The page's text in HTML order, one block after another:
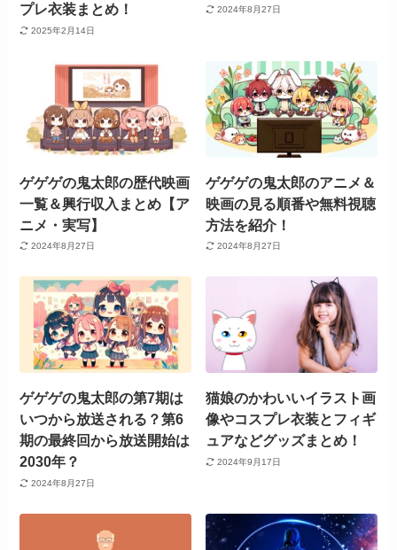
プレ衣装まとめ！
2025年2月14日
2024年8月27日
ゲゲゲの鬼太郎の歴代映画
一覧＆興行収入まとめ【ア
ニメ・実写】
2024年8月27日
ゲゲゲの鬼太郎のアニメ＆
映画の見る順番や無料視聴
方法を紹介！
2024年8月27日
ゲゲゲの鬼太郎の第7期は
いつから放送される？第6
期の最終回から放送開始は
2030年？
2024年8月27日
猫娘のかわいいイラスト画
像やコスプレ衣装とフィギ
ュアなどグッズまとめ！
2024年9月17日